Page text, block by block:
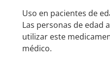
Uso en pacientes de
Las personas de edad
utilizar este
médico.